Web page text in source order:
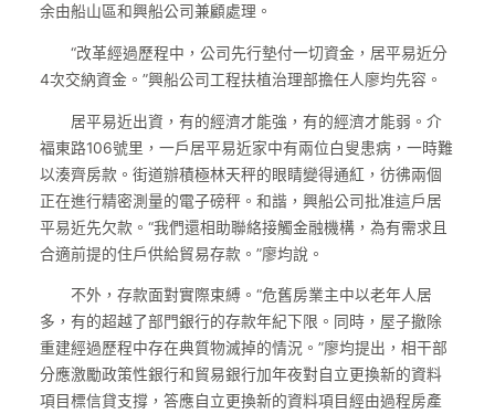
余由船山區和興船公司兼顧處理。
“改革經過歷程中，公司先行墊付一切資金，居平易近分
4次交納資金。”興船公司工程扶植治理部擔任人廖均先容。
居平易近出資，有的經濟才能強，有的經濟才能弱。介
福東路106號里，一戶居平易近家中有兩位白叟患病，一時難
以湊齊房款。街道辦積極林天秤的眼睛變得通紅，彷彿兩個
正在進行精密測量的電子磅秤。和諧，興船公司批准這戶居
平易近先欠款。“我們還相助聯絡接觸金融機構，為有需求且
合適前提的住戶供給貿易存款。”廖均說。
不外，存款面對實際束縛。“危舊房業主中以老年人居
多，有的超越了部門銀行的存款年紀下限。同時，屋子撤除
重建經過歷程中存在典質物滅掉的情況。”廖均提出，相干部
分應激勵政策性銀行和貿易銀行加年夜對自立更換新的資料
項目標信貸支撐，答應自立更換新的資料項目經由過程房產